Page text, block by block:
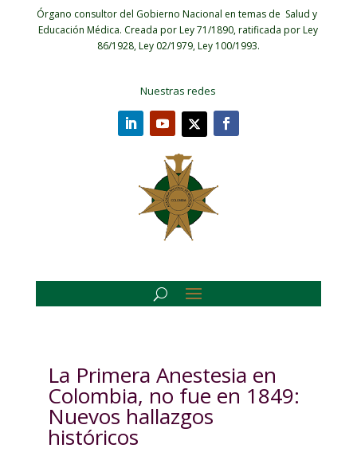
Órgano consultor del Gobierno Nacional en temas de Salud y
Educación Médica. Creada por Ley 71/1890, ratificada por Ley
86/1928, Ley 02/1979, Ley 100/1993.
Nuestras redes
La Primera Anestesia en
Colombia, no fue en 1849:
Nuevos hallazgos
históricos